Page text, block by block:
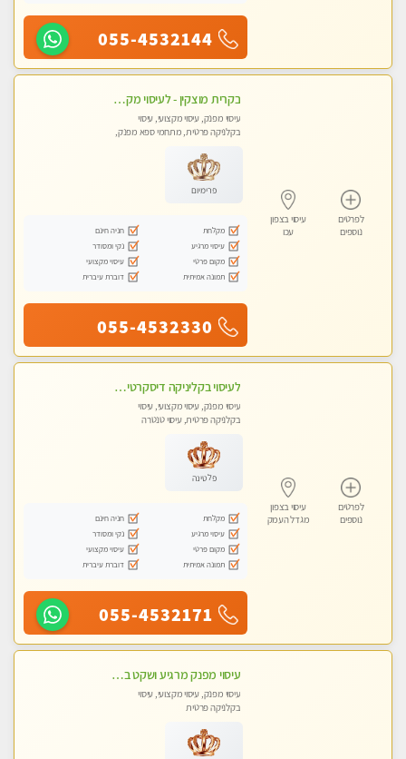
055-4532144
לפרטים
נוספים
עיסוי בצפון
עכו
בקרית מוצקין - לעיסוי מקצועי ואיכותי מומלץ מאוד!! מעסה פרטית בוא ותבין מזה עיסוי … ❤️ ללא מין !!
עיסוי מפנק, עיסוי מקצועי, עיסוי
בקלניקה פרטית, מתחמי ספא מפנק,
פרימיום
מקלחת
חניה חינם
עיסוי מרגיע
נקי ומסודר
מקום פרטי
עיסוי מקצועי
תמונה אמיתית
דוברת עיברית
055-4532330
לפרטים
נוספים
עיסוי בצפון
מגדל העמק
לעיסוי בקליניקה דיסקרטית -בחיפה
עיסוי מפנק, עיסוי מקצועי, עיסוי
בקלניקה פרטית, עיסוי טנטרה
פלטינה
מקלחת
חניה חינם
עיסוי מרגיע
נקי ומסודר
מקום פרטי
עיסוי מקצועי
תמונה אמיתית
דוברת עיברית
055-4532171
עיסוי מפנק מרגיע ושקט במקום מדהים עיסוי מושקע מאוד
עיסוי מפנק, עיסוי מקצועי, עיסוי
בקלניקה פרטית